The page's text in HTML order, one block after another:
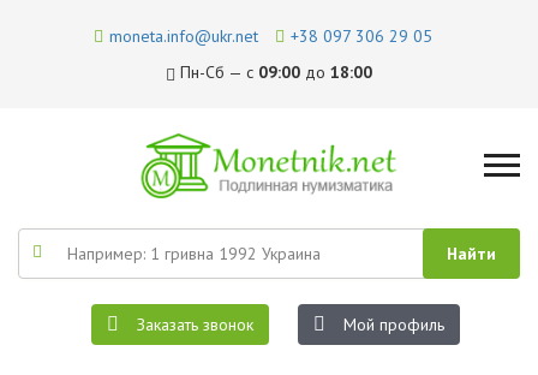
moneta.info@ukr.net
+38 097 306 29 05
Пн-Сб — с 09:00 до 18:00
Заказать звонок Мой профиль